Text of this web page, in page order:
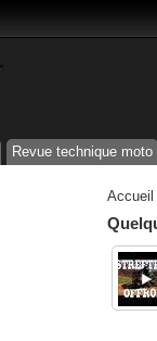
Revue technique moto
Accueil